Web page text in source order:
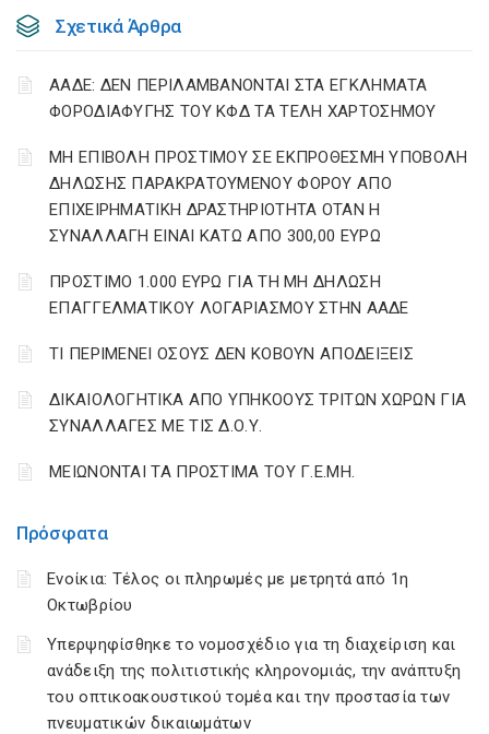
Πρόσφατα
Ενοίκια: Τέλος οι πληρωμές με μετρητά από 1η
Οκτωβρίου
Υπερψηφίσθηκε το νομοσχέδιο για τη διαχείριση και
ανάδειξη της πολιτιστικής κληρονομιάς, την ανάπτυξη
του οπτικοακουστικού τομέα και την προστασία των
πνευματικών δικαιωμάτων
Σχετικά Άρθρα
ΑΑΔΕ: ΔΕΝ ΠΕΡΙΛΑΜΒΑΝΟΝΤΑΙ ΣΤΑ ΕΓΚΛΗΜΑΤΑ
ΦΟΡΟΔΙΑΦΥΓΗΣ ΤΟΥ ΚΦΔ ΤΑ ΤΕΛΗ ΧΑΡΤΟΣΗΜΟΥ
ΜΗ ΕΠΙΒΟΛΗ ΠΡΟΣΤΙΜΟΥ ΣΕ ΕΚΠΡΟΘΕΣΜΗ ΥΠΟΒΟΛΗ
ΔΗΛΩΣΗΣ ΠΑΡΑΚΡΑΤΟΥΜΕΝΟΥ ΦΟΡΟΥ ΑΠΟ
ΕΠΙΧΕΙΡΗΜΑΤΙΚΗ ΔΡΑΣΤΗΡΙΟΤΗΤΑ ΟΤΑΝ Η
ΣΥΝΑΛΛΑΓΗ ΕΙΝΑΙ ΚΑΤΩ ΑΠΟ 300,00 ΕΥΡΩ
ΠΡΟΣΤΙΜΟ 1.000 ΕΥΡΩ ΓΙΑ ΤΗ ΜΗ ΔΗΛΩΣΗ
ΕΠΑΓΓΕΛΜΑΤΙΚΟΥ ΛΟΓΑΡΙΑΣΜΟΥ ΣΤΗΝ ΑΑΔΕ
ΤΙ ΠΕΡΙΜΕΝΕΙ ΟΣΟΥΣ ΔΕΝ ΚΟΒΟΥΝ ΑΠΟΔΕΙΞΕΙΣ
ΔΙΚΑΙΟΛΟΓΗΤΙΚΑ ΑΠΟ ΥΠΗΚΟΟΥΣ ΤΡΙΤΩΝ ΧΩΡΩΝ ΓΙΑ
ΣΥΝΑΛΛΑΓΕΣ ΜΕ ΤΙΣ Δ.Ο.Υ.
ΜΕΙΩΝΟΝΤΑΙ ΤΑ ΠΡΟΣΤΙΜΑ ΤΟΥ Γ.Ε.ΜΗ.